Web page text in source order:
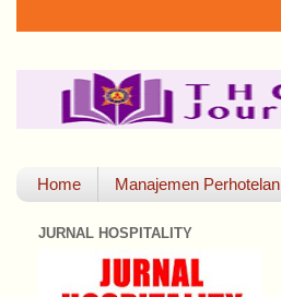
Home Manajemen Perhotelan
JURNAL HOSPITALITY